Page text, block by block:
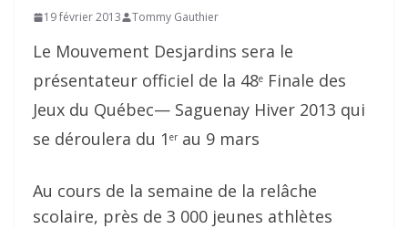
19 février 2013 Tommy Gauthier
Le Mouvement Desjardins sera le
présentateur officiel de la 48e Finale des
Jeux du Québec— Saguenay Hiver 2013 qui
se déroulera du 1 er au 9 mars
Au cours de la semaine de la relâche
scolaire, près de 3 000 jeunes athlètes